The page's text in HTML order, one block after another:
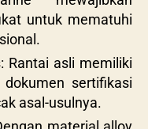
untuk mematuhi
Rantai asli memiliki
sertifikasi
asal-usulnya.